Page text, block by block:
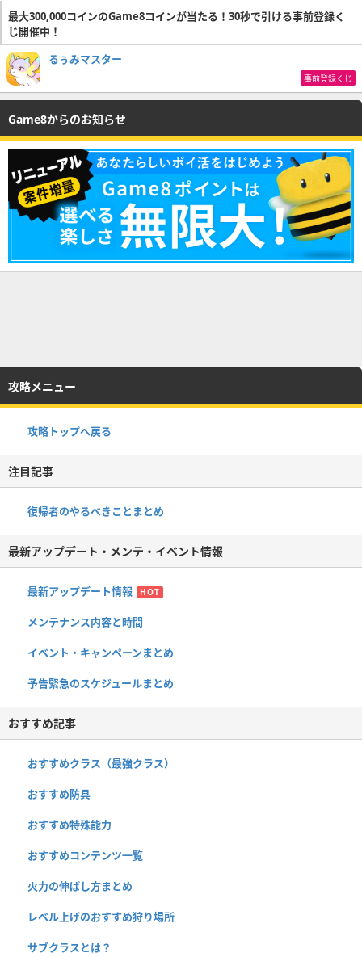
最大300,000コインのGame8コインが当たる！30秒で引ける事前登録く
じ開催中！
るぅみマスター
事前登録くじ
Game8からのお知らせ
攻略メニュー
攻略トップへ戻る
注目記事
復帰者のやるべきことまとめ
最新アップデート・メンテ・イベント情報
最新アップデート情報 HOT
メンテナンス内容と時間
イベント・キャンペーンまとめ
予告緊急のスケジュールまとめ
おすすめ記事
おすすめクラス（最強クラス）
おすすめ防具
おすすめ特殊能力
おすすめコンテンツ一覧
火力の伸ばし方まとめ
レベル上げのおすすめ狩り場所
サブクラスとは？